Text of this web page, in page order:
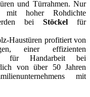
und Türrahmen. Nur
mit hoher Rohdichte
bei Stöckelfür
Haustüren profitiert von
einer effizienten
für Handarbeit bei
von über 50 Jahren
mit